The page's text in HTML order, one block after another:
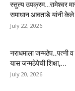
स्तुत्य उपक्रम…रामेश्वर
समाधान आवताडे यांनी
July 22, 2026
नराधमाला जन्मठेप..पत्नी
यास जन्मठेपेची शिक्षा,...
July 20, 2026